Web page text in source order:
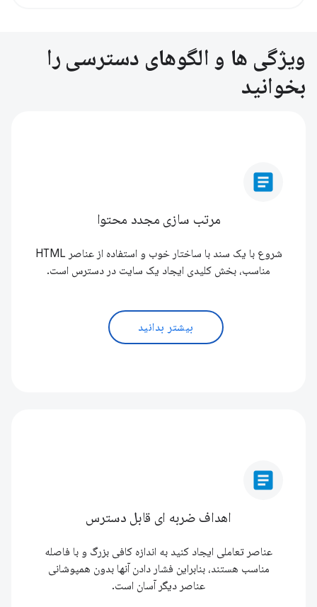
ویژگی ها و الگوهای دسترسی را
بخوانید
article
مرتب سازی مجدد محتوا
شروع با یک سند با ساختار خوب و استفاده از عناصر HTML
مناسب، بخش کلیدی ایجاد یک سایت در دسترس است.
بیشتر بدانید
article
اهداف ضربه ای قابل دسترس
عناصر تعاملی ایجاد کنید به اندازه کافی بزرگ و با فاصله
مناسب هستند، بنابراین فشار دادن آنها بدون همپوشانی
عناصر دیگر آسان است.